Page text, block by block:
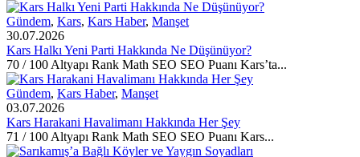
Gündem, Kars, Kars Haber, Manşet
30.07.2026
Kars Halkı Yeni Parti Hakkında Ne Düşünüyor?
70 / 100 Altyapı Rank Math SEO SEO Puanı Kars’ta...
Gündem, Kars Haber, Manşet
03.07.2026
Kars Harakani Havalimanı Hakkında Her Şey
71 / 100 Altyapı Rank Math SEO SEO Puanı Kars...